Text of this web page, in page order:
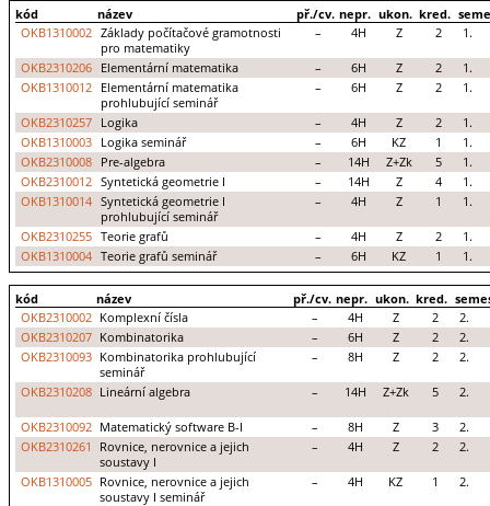
kód název př./cv. nepr. ukon. kred.
OKB1310002 Základy počítačové gramotnosti
pro matematiky
– 4H Z 2 1.
OKB2310206 Elementární matematika – 6H Z 2
1.
OKB1310012
Elementární matematika
prohlubující seminář
– 6H Z 2 1.
OKB2310257 Logika – 4H Z 2
1.
OKB1310003
Logika seminář – 6H KZ 1
1.
OKB2310008
Pre-algebra – 14H Z+Zk 5
1.
OKB2310012 Syntetická geometrie I – 14H Z 4
1.
OKB1310014 Syntetická geometrie I
prohlubující seminář
– 4H Z 1 1.
OKB2310255 Teorie grafů – 4H Z 2
1.
OKB1310004 Teorie grafů seminář – 6H KZ 1 1.
kód název př./cv. nepr. ukon. kred.
OKB2310002
Komplexní čísla – 4H Z 2
2.
OKB2310207
Kombinatorika – 6H Z 2
2.
OKB2310093
Kombinatorika prohlubující
seminář
– 8H Z 2 2.
OKB2310208 Lineární algebra – 14H Z+Zk 5 2.
OKB2310092 Matematický software B-I – 8H Z 3
2.
OKB2310261
Rovnice, nerovnice a jejich
soustavy I
– 4H Z 2 2.
OKB1310005
Rovnice, nerovnice a jejich
soustavy I seminář
– 4H KZ 1 2.